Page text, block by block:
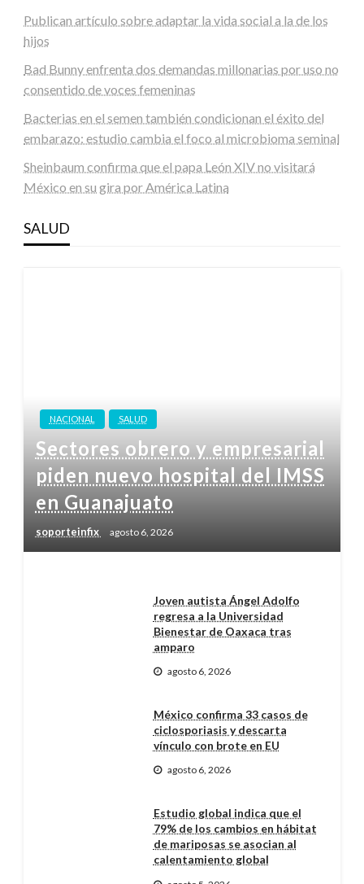
Publican artículo sobre adaptar la vida social a la de los
hijos
Bad Bunny enfrenta dos demandas millonarias por uso no
consentido de voces femeninas
Bacterias en el semen también condicionan el éxito del
embarazo: estudio cambia el foco al microbioma seminal
Sheinbaum confirma que el papa León XIV no visitará
México en su gira por América Latina
SALUD
NACIONAL SALUD
Sectores obrero y empresarial
piden nuevo hospital del IMSS
en Guanajuato
soporteinfix agosto 6, 2026
Joven autista Ángel Adolfo
regresa a la Universidad
Bienestar de Oaxaca tras
amparo
agosto 6, 2026
México confirma 33 casos de
ciclosporiasis y descarta
vínculo con brote en EU
agosto 6, 2026
Estudio global indica que el
79% de los cambios en hábitat
de mariposas se asocian al
calentamiento global